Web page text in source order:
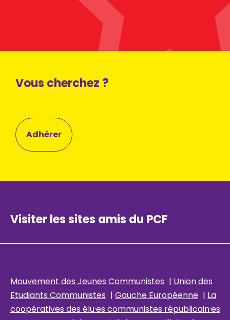
Vous cherchez ?
Adhérer
Visiter les sites amis du PCF
Mouvement des Jeunes Communistes | Union des
Etudiants Communistes | Gauche Européenne | La
coopératives des élu·es communistes républicain·es